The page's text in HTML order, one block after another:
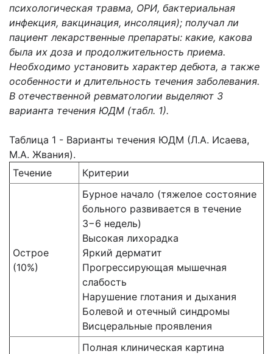
психологическая травма, ОРИ, бактериальная
инфекция, вакцинация, инсоляция); получал ли
пациент лекарственные препараты: какие, какова
была их доза и продолжительность приема.
Необходимо установить характер дебюта, а также
особенности и длительность течения заболевания.
В отечественной ревматологии выделяют 3
варианта течения ЮДМ (табл. 1).
Таблица 1 - Варианты течения ЮДМ (Л.А. Исаева,
М.А. Жвания).
Течение
Критерии
Острое
(10%)
Бурное начало (тяжелое состояние
больного развивается в течение
3−6 недель)
Высокая лихорадка
Яркий дерматит
Прогрессирующая мышечная
слабость
Нарушение глотания и дыхания
Болевой и отечный синдромы
Висцеральные проявления
Полная клиническая картина